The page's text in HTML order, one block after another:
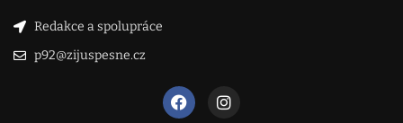
Redakce a spolupráce
p92@zijuspesne.cz